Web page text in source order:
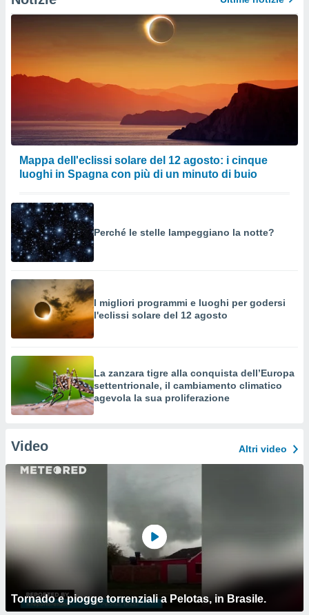
Mappa dell'eclissi solare del 12 agosto: i cinque
luoghi in Spagna con più di un minuto di buio
Perché le stelle lampeggiano la notte?
I migliori programmi e luoghi per godersi
l'eclissi solare del 12 agosto
La zanzara tigre alla conquista dell’Europa
settentrionale, il cambiamento climatico
agevola la sua proliferazione
Video Altri video
Tornado e piogge torrenziali a Pelotas, in Brasile.